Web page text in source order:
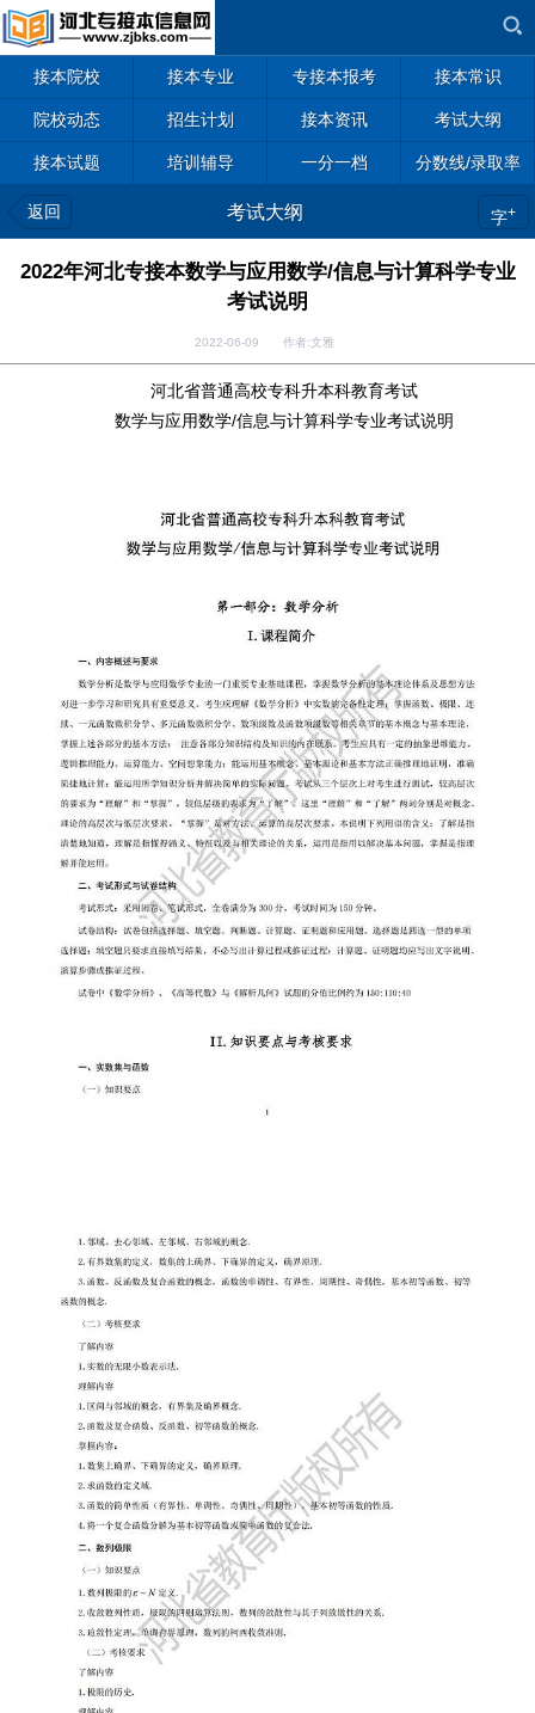
接本院校 接本专业 专接本报考 接本常识
院校动态 招生计划 接本资讯 考试大纲
接本试题 培训辅导 一分一档 分数线/录取率
返回 考试大纲 字+
2022年河北专接本数学与应用数学/信息与计算科学专业
考试说明
2022-06-09 作者:文雅
河北省普通高校专科升本科教育考试
数学与应用数学/信息与计算科学专业考试说明